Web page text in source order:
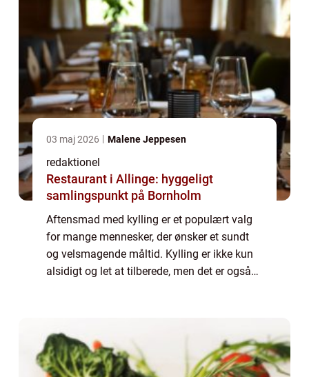
03 maj 2026 Malene Jeppesen
redaktionel
Restaurant i Allinge: hyggeligt
samlingspunkt på Bornholm
Aftensmad med kylling er et populært valg
for mange mennesker, der ønsker et sundt
og velsmagende måltid. Kylling er ikke kun
alsidigt og let at tilberede, men det er også